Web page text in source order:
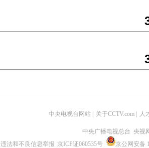
中央电视台网站 关于CCTV.com 人
中央广播电视总台 央视
违法和不良信息举报 京ICP证060535号
京公网安备